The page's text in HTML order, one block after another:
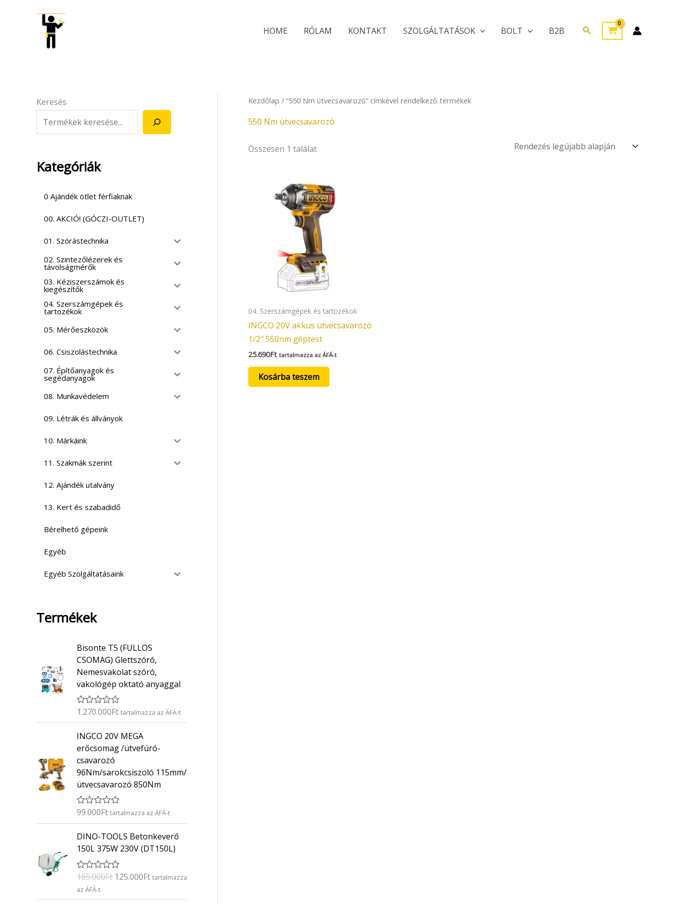
HOME RÓLAM KONTAKT SZOLGÁLTATÁSOK BOLT B2B Search
Keresés
Kategóriák
0 Ajándék ötlet férfiaknak
00. AKCIÓ! (GÓCZI-OUTLET)
01. Szórástechnika
02. Szintezőlézerek és
távolságmérők
03. Kéziszerszámok és
kiegészítők
04. Szerszámgépek és
tartozékok
05. Mérőeszközök
06. Csiszolástechnika
07. Építőanyagok és
segédanyagok
08. Munkavédelem
09. Létrák és állványok
10. Márkáink
11. Szakmák szerint
12. Ajándék utalvány
13. Kert és szabadidő
Bérelhető gépeink
Egyéb
Egyéb Szolgáltatásaink
Termékek
Bisonte T5 (FULLOS
CSOMAG) Glettszóró,
Nemesvakolat szóró,
vakológép oktató anyaggal
É
é
e
l
é
s
:
/
5
1.270.000Ft tartalmazza az ÁFÁ-t
INGCO 20V MEGA
erőcsomag /ütvefúró-
csavarozó
96Nm/sarokcsiszoló 115mm/
ütvecsavarozó 850Nm
É
é
k
e
é
s
0
/
99.000Ft tartalmazza az ÁFÁ-t
DINO-TOOLS Betonkeverő
150L 375W 230V (DT150L)
É
t
é
165.000Ft
O
r
g
125.000Ft
C
u
etartalmazza
az ÁFÁ-t
Kezdőlap / “550 Nm ütvecsavarozó” címkével rendelkező termékek
550 Nm ütvecsavarozó
Összesen 1 találat
04. Szerszámgépek és tartozékok
INGCO 20V akkus ütvecsavarozó
1/2″ 550nm géptest
25.690Ft tartalmazza az ÁFÁ-t
Kosárba teszem